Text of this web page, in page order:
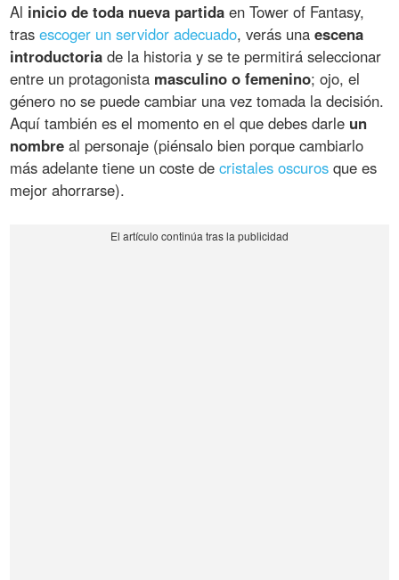
Al inicio de toda nueva partida en Tower of Fantasy,
trasescoger un servidor adecuado, verás unaescena
introductoria de la historia y se te permitirá seleccionar
entre un protagonista masculino o femenino; ojo, el
género no se puede cambiar una vez tomada la decisión.
Aquí también es el momento en el que debes darle un
nombre al personaje (piénsalo bien porque cambiarlo
más adelante tiene un coste decristales oscuros que es
mejor ahorrarse).